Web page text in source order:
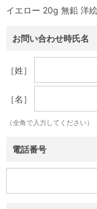
イエロー 20g 無鉛 洋
お問い合わせ時氏名
［姓］
［名］
（全角で入力してください）
電話番号